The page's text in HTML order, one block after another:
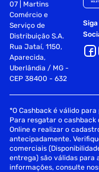
07 | Martins
Comércio e
Serviço de
Distribuição S.A.
Rua Jataí, 1150,
Aparecida,
Uberlândia / MG -
CEP 38400 - 632
*O Cashback é válido
Para resgatar o
Online e realizar o
antecipadamente.
comerciais
entrega) são válidas para
informações, consulte